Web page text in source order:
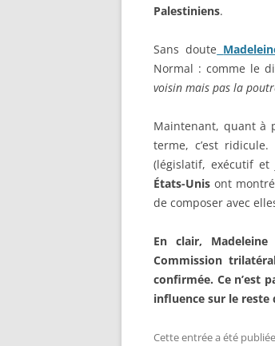
Palestiniens.
Sans doute
Normal : comme le
voisin mais pas la
Maintenant, quant à
terme, c’est
(législatif, exécutif
États-Unis ont
de composer avec
En clair,
Commission
confirmée. Ce n’est
influence sur le reste
Cette entrée a été